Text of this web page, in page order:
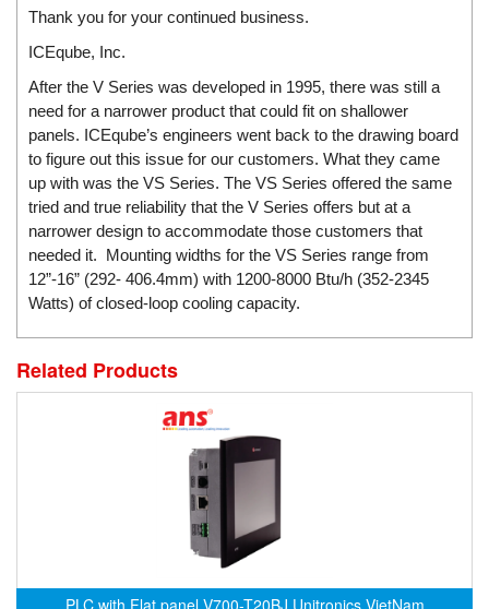
Driesen Kern
Dropsa Vietnam
Druck
DSTI
DUCATI
Duclean
Dukin Besko
Dunkermotoren
Durag
DYH
Dynisco
EBMPAPST
Thank you for your continued business.
ICEqube, Inc.
After the V Series was developed in 1995, there was still a
need for a narrower product that could fit on shallower
panels. ICEqube’s engineers went back to the drawing board
to figure out this issue for our customers. What they came
up with was the VS Series. The VS Series offered the same
tried and true reliability that the V Series offers but at a
narrower design to accommodate those customers that
needed it. Mounting widths for the VS Series range from
12”-16” (292- 406.4mm) with 1200-8000 Btu/h (352-2345
Watts) of closed-loop cooling capacity.
Related Products
PLC with Flat panel V700-T20BJ Unitronics VietNam